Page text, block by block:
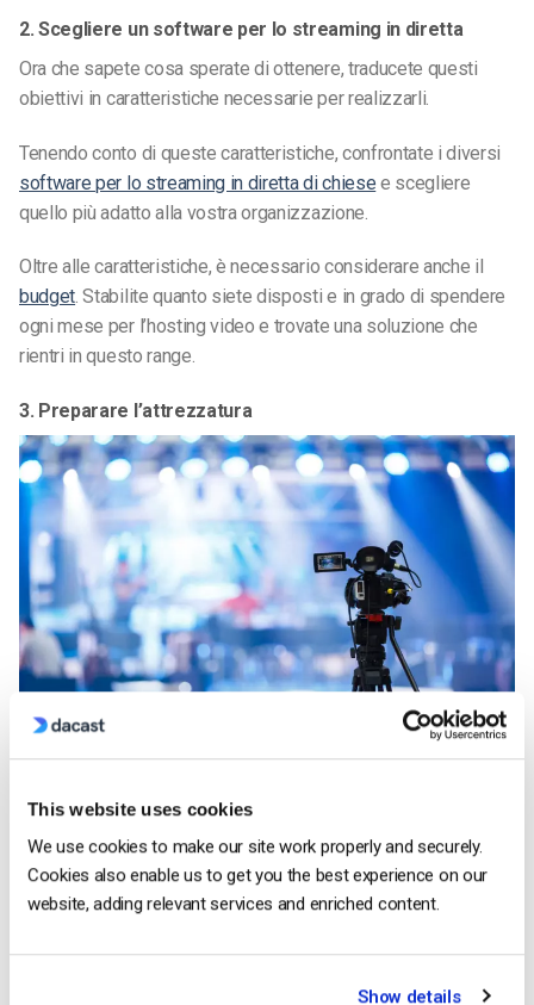
This website uses cookies
We use cookies to make our site work properly and securely.
Cookies also enable us to get you the best experience on our
website, adding relevant services and enriched content.
Show details
2. Scegliere un software per lo streaming in diretta
Ora che sapete cosa sperate di ottenere, traducete questi
obiettivi in caratteristiche necessarie per realizzarli.
Tenendo conto di queste caratteristiche, confrontate i diversi
software per lo streaming in diretta di chiese e scegliere
quello più adatto alla vostra organizzazione.
Oltre alle caratteristiche, è necessario considerare anche il
budget. Stabilite quanto siete disposti e in grado di spendere
ogni mese per l’hosting video e trovate una soluzione che
rientri in questo range.
3. Preparare l’attrezzatura
streamingnecessarie per la trasmissione. È necessario un
computer o un portatile, una telecamera, dei microfoni e una
connessione a Internet.
live streaming, una singola telecamera su un treppiede
dovrebbe essere sufficiente. Suggeriamo di consultare il